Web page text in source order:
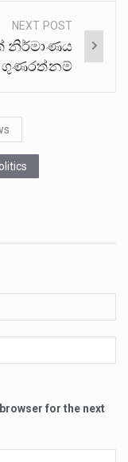
NEXT POST
නිර්මාණය
ගුණරත්නම්
for the next